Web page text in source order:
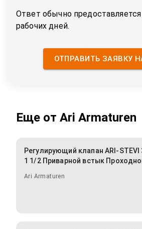
Ответ обычно
рабочих дней.
ОТПРАВИТЬ ЗАЯВКУ
Еще от Ari Armaturen
Регулирующий клапан ARI-STEVI
1 1/2 Приварной встык
Ari Armaturen